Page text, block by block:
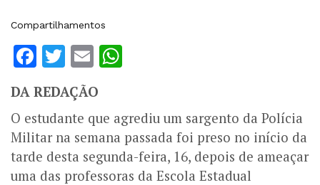
Compartilhamentos
Facebook
Twitter
Email
DA REDAÇÃO
O estudante que agrediu um sargento da Polícia
Militar na semana passada foi preso no início da
tarde desta segunda-feira, 16, depois de ameaçar
uma das professoras da Escola Estadual